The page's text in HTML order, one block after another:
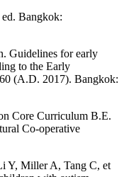
Bangkok:
Guidelines for early
to the Early
(A.D. 2017). Bangkok:
Core Curriculum B.E.
Co-operative
Y, Miller A, Tang C, et